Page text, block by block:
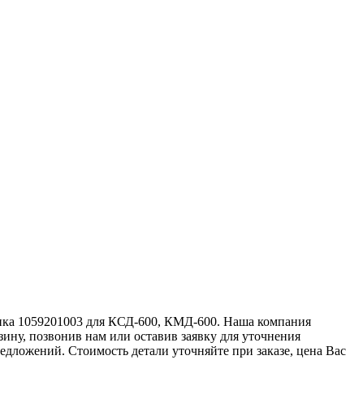
1059201003 для КСД-600, КМД-600. Наша компания
позвонив нам или оставив заявку для уточнения
Стоимость детали уточняйте при заказе, цена Вас